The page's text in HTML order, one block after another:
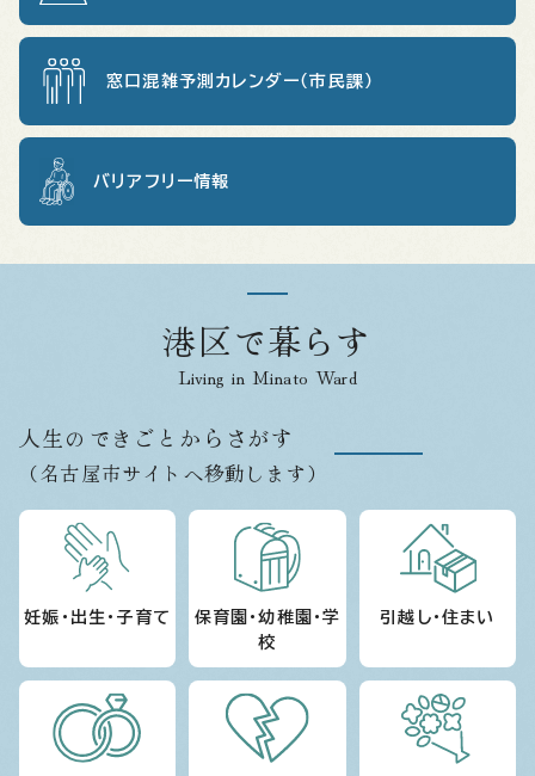
窓口混雑予測カレンダー（市民課）
バリアフリー情報
港区で暮らす
Living in Minato Ward
人生のできごとからさがす
（名古屋市サイトへ移動します）
妊娠・出生・子育て
保育園・幼稚園・学
校
引越し・住まい